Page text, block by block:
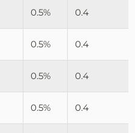
0.5% 0.4
0.5% 0.4
0.5% 0.4
0.5% 0.4